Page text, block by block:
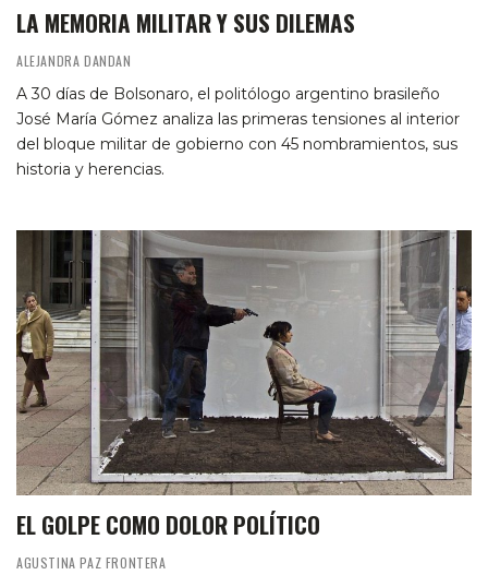
LA MEMORIA MILITAR Y SUS DILEMAS
ALEJANDRA DANDAN
A 30 días de Bolsonaro, el politólogo argentino brasileño
José María Gómez analiza las primeras tensiones al interior
del bloque militar de gobierno con 45 nombramientos, sus
historia y herencias.
EL GOLPE COMO DOLOR POLÍTICO
AGUSTINA PAZ FRONTERA